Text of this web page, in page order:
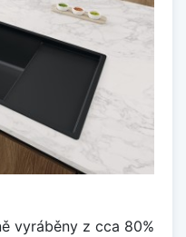
vyráběny z cca 80%